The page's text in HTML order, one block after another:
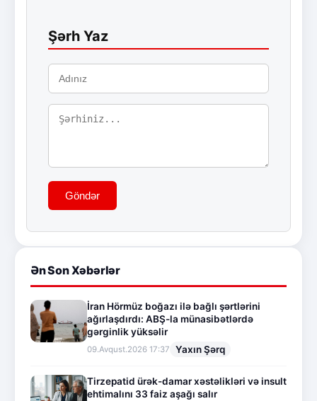
Şərh Yaz
Göndər
Ən Son Xəbərlər
İran Hörmüz boğazı ilə bağlı şərtlərini
ağırlaşdırdı: ABŞ-la münasibətlərdə
gərginlik yüksəlir
09.Avqust.2026 17:37 Yaxın Şərq
Tirzepatid ürək-damar xəstəlikləri və insult
ehtimalını 33 faiz aşağı salır